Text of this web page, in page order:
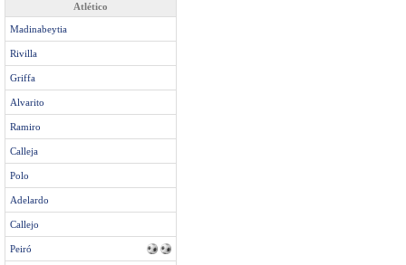
Atlético
Madinabeytia
Rivilla
Griffa
Alvarito
Ramiro
Calleja
Polo
Adelardo
Callejo
Peiró